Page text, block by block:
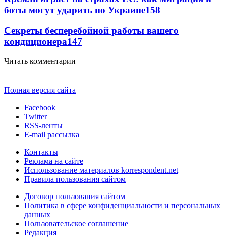
боты могут ударить по Украине158
Секреты бесперебойной работы вашего
кондиционера147
Читать комментарии
Полная версия сайта
Facebook
Twitter
RSS-ленты
E-mail рассылка
Контакты
Реклама на сайте
Использование материалов korrespondent.net
Правила пользования сайтом
Договор пользования сайтом
Политика в сфере конфиденциальности и персональных
данных
Пользовательское соглашение
Редакция